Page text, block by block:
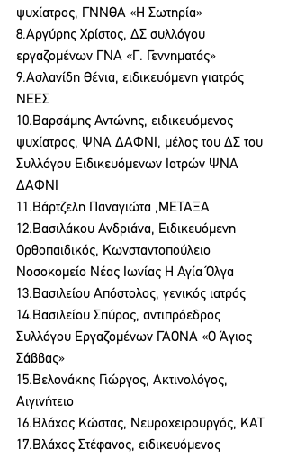
ψυχίατρος, ΓΝΝΘΑ «Η Σωτηρία»
8.Αργύρης Χρίστος, ΔΣ συλλόγου
εργαζομένων ΓΝΑ «Γ. Γεννηματάς»
9.Ασλανίδη Θένια, ειδικευόμενη γιατρός
ΝΕΕΣ
10.Βαρσάμης Αντώνης, ειδικευόμενος
ψυχίατρος, ΨΝΑ ΔΑΦΝΙ, μέλος του ΔΣ του
Συλλόγου Ειδικευόμενων Ιατρών ΨΝΑ
ΔΑΦΝΙ
11.Βάρτζελη Παναγιώτα ,ΜΕΤΑΞΑ
12.Βασιλάκου Ανδριάνα, Ειδικευόμενη
Ορθοπαιδικός, Κωνσταντοπούλειο
Νοσοκομείο Νέας Ιωνίας Η Αγία Όλγα
13.Βασιλείου Απόστολος, γενικός ιατρός
14.Βασιλείου Σπύρος, αντιπρόεδρος
Συλλόγου Εργαζομένων ΓΑΟΝΑ «Ο Άγιος
Σάββας»
15.Βελονάκης Γιώργος, Ακτινολόγος,
Αιγινήτειο
16.Βλάχος Κώστας, Νευροχειρουργός, ΚΑΤ
17.Βλάχος Στέφανος, ειδικευόμενος